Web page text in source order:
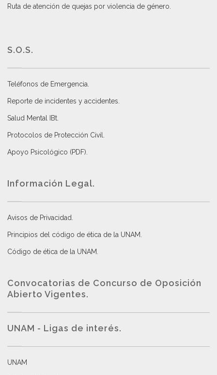
Ruta de atención de quejas por violencia de género
S.O.S.
Teléfonos de Emergencia.
Reporte de incidentes y accidentes
Salud Mental IBt
Protocolos de Protección Civil
Apoyo Psicológico (PDF)
Información Legal.
Avisos de Privacidad
Principios del código de ética de la UNAM
Código de ética de la UNAM
Convocatorias de Concurso de Oposición
Abierto Vigentes.
UNAM - Ligas de interés.
UNAM